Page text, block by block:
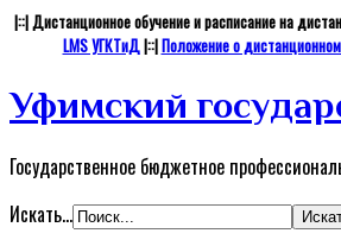
|::| Дистанционное обучение и расписание на
LMS УГКТиД|::|Положение о
Уфимский
Государственное бюджетное
Искать...